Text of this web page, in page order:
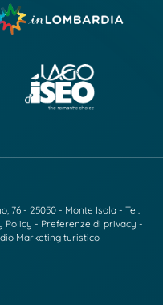
76 - 25050 - Monte Isola - Tel.
Policy - Preferenze di privacy -
Marketing turistico